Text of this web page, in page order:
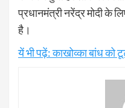
प्रधानमंत्री नरेंद्र मोदी के
है।
यें भी पढ़ें: काखोव्का बांध